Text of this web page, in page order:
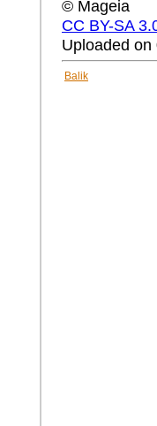
© Mageia
CC BY-SA
Uploaded
Balik